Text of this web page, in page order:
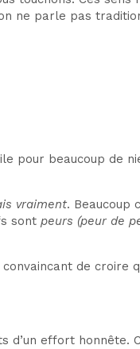
ne parle pas
pour beaucoup de
vraiment. Beaucoup
sont peurs (peur de
de croire
effort honnête.